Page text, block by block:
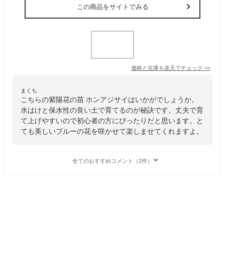
この商品をサイトでみる
価格と在庫を楽天でチェック >>
まくち
こちらの紫陽花の苗 ホンアジサイはいかがでしょうか。
水はけと保水性の良い土で育てるのが秘訣です。丈夫で育
て上げやすいので初心者の方にぴったりだと思います。と
ても美しいブルーの花を咲かせて楽しませてくれますよ。
全てのおすすめコメント（2件）